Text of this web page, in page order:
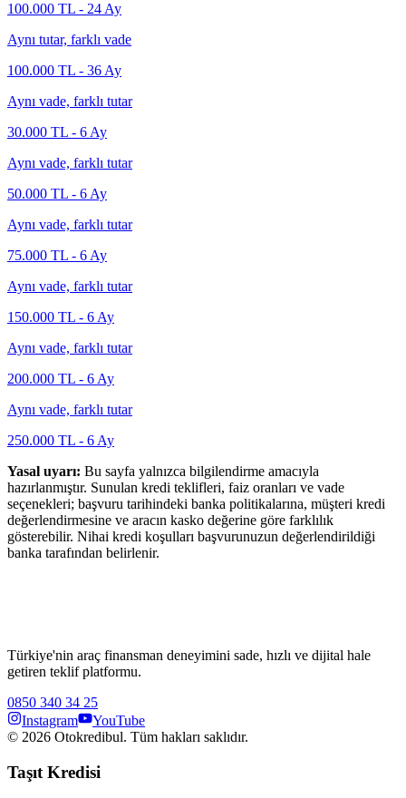
100.000 TL - 24 Ay
Aynı tutar, farklı vade
100.000 TL - 36 Ay
Aynı vade, farklı tutar
30.000 TL - 6 Ay
Aynı vade, farklı tutar
50.000 TL - 6 Ay
Aynı vade, farklı tutar
75.000 TL - 6 Ay
Aynı vade, farklı tutar
150.000 TL - 6 Ay
Aynı vade, farklı tutar
200.000 TL - 6 Ay
Aynı vade, farklı tutar
250.000 TL - 6 Ay
Yasal uyarı: Bu sayfa yalnızca bilgilendirme amacıyla
hazırlanmıştır. Sunulan kredi teklifleri, faiz oranları ve vade
seçenekleri; başvuru tarihindeki banka politikalarına, müşteri kredi
değerlendirmesine ve aracın kasko değerine göre farklılık
gösterebilir. Nihai kredi koşulları başvurunuzun değerlendirildiği
banka tarafından belirlenir.
Türkiye'nin araç finansman deneyimini sade, hızlı ve dijital hale
getiren teklif platformu.
0850 340 34 25
Instagram
YouTube
© 2026 Otokredibul. Tüm hakları saklıdır.
Taşıt Kredisi